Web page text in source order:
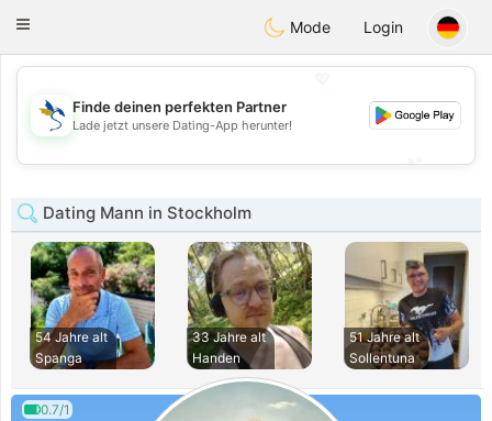
SvenskaDating
Toggle
Mode Login
💖
💕
Finde deinen perfekten Partner
Lade jetzt unsere Dating-App herunter!
Dating Mann in Stockholm
54 Jahre alt
Spanga
33 Jahre alt
Handen
51 Jahre alt
Sollentuna
0.7/1